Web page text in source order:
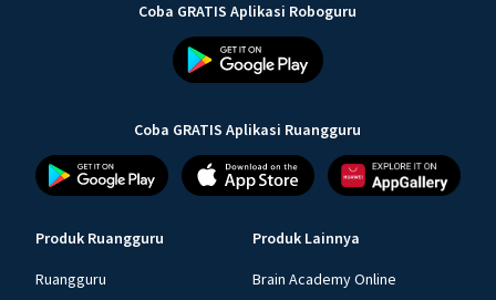
Coba GRATIS Aplikasi Roboguru
Coba GRATIS Aplikasi Ruangguru
Produk Ruangguru
Ruangguru
Produk Lainnya
Brain Academy Online